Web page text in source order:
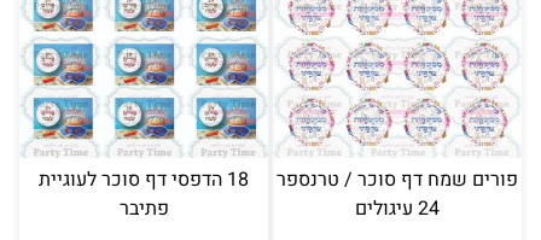
פורים שמח דף סוכר / טרנספר
24 עיגולים
18 הדפסי דף סוכר לעוגיית
פתיבר